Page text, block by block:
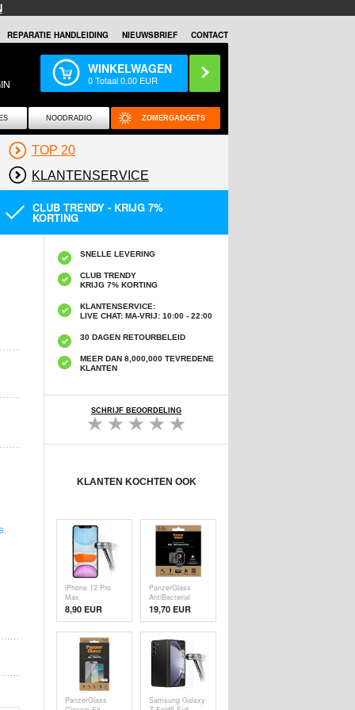
REPARATIE HANDLEIDING NIEUWSBRIEF CONTACT
WINKELWAGEN
0Totaal0,00 EUR
NOODRADIO ZOMERGADGETS
TOP 20
KLANTENSERVICE
CLUB TRENDY - KRIJG 7%
KORTING
SNELLE LEVERING
CLUB TRENDY
KRIJG 7% KORTING
KLANTENSERVICE:
LIVE CHAT: MA-VRIJ: 10:00 - 22:00
30 DAGEN RETOURBELEID
MEER DAN 8,000,000 TEVREDENE
KLANTEN
SCHRIJF BEOORDELING
KLANTEN KOCHTEN OOK
iPhone 12 Pro
Max
Screenprotector
van Gehard Glas
- 9H, 0.3mm -
Doorzichtig
8,90 EUR
PanzerGlass
AntiBacterial
Apple Watch
Series 9/8/7
Screenprotector -
9H - 45mm
19,70 EUR
PanzerGlass
Samsung Galaxy